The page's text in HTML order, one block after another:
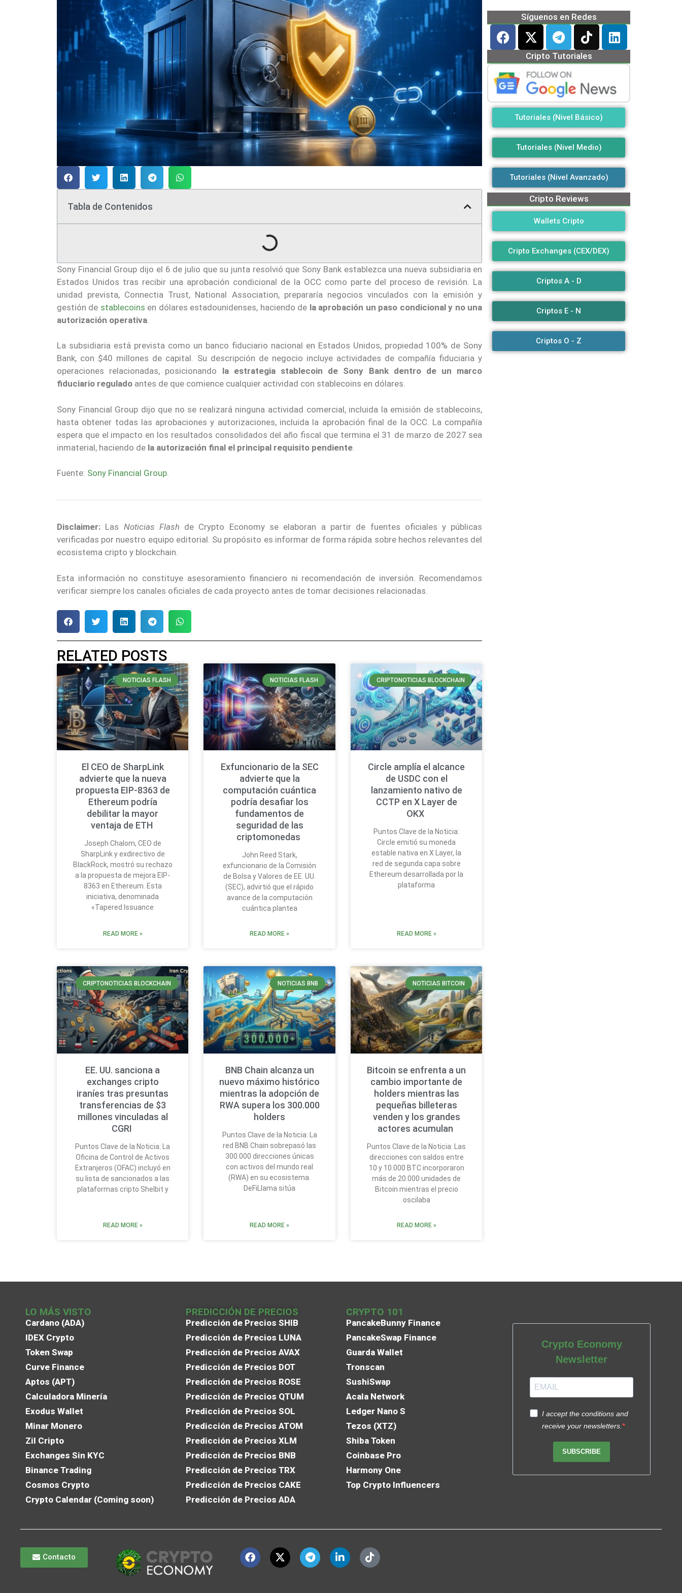
Tabla de Contenidos
Sony Financial Group dijo el 6 de julio que su junta resolvió que Sony Bank establezca una nueva subsidiaria en
Estados Unidos tras recibir una aprobación condicional de la OCC como parte del proceso de revisión. La
unidad prevista, Connectia Trust, National Association, prepararía negocios vinculados con la emisión y
gestión de stablecoins en dólares estadounidenses, haciendo de la aprobación un paso condicional y no una
autorización operativa
La subsidiaria está prevista como un banco fiduciario nacional en Estados Unidos, propiedad 100% de Sony
Bank, con $40 millones de capital. Su descripción de negocio incluye actividades de compañía fiduciaria y
operaciones relacionadas, posicionando la estrategia stablecoin de Sony Bank dentro de un marco
fiduciario regulado antes de que comience cualquier actividad con stablecoins en dólares.
Sony Financial Group dijo que no se realizará ninguna actividad comercial, incluida la emisión de stablecoins,
hasta obtener todas las aprobaciones y autorizaciones, incluida la aprobación final de la OCC. La compañía
espera que el impacto en los resultados consolidados del año fiscal que termina el 31 de marzo de 2027 sea
inmaterial, haciendo de la autorización final el principal requisito pendiente
Fuente: Sony Financial Group.
Disclaimer: Las Noticias Flash de Crypto Economy se elaboran a partir de fuentes oficiales y públicas
verificadas por nuestro equipo editorial. Su propósito es informar de forma rápida sobre hechos relevantes del
ecosistema cripto y blockchain.
Esta información no constituye asesoramiento financiero ni recomendación de inversión. Recomendamos
verificar siempre los canales oficiales de cada proyecto antes de tomar decisiones relacionadas.
RELATED POSTS
NOTICIAS FLASH
El CEO de SharpLink
advierte que la nueva
propuesta EIP-8363 de
Ethereum podría
debilitar la mayor
ventaja de ETH
Joseph Chalom, CEO de
SharpLink y exdirectivo de
BlackRock, mostró su rechazo
a la propuesta de mejora EIP-
8363 en Ethereum. Esta
iniciativa, denominada
«Tapered Issuance
READ MORE »
NOTICIAS FLASH
Exfuncionario de la SEC
advierte que la
computación cuántica
podría desafiar los
fundamentos de
seguridad de las
criptomonedas
John Reed Stark,
exfuncionario de la Comisión
de Bolsa y Valores de EE. UU.
(SEC), advirtió que el rápido
avance de la computación
cuántica plantea
READ MORE »
CRIPTONOTICIAS BLOCKCHAIN
Circle amplía el alcance
de USDC con el
lanzamiento nativo de
CCTP en X Layer de
OKX
Puntos Clave de la Noticia:
Circle emitió su moneda
estable nativa en X Layer, la
red de segunda capa sobre
Ethereum desarrollada por la
plataforma
READ MORE »
CRIPTONOTICIAS BLOCKCHAIN
EE. UU. sanciona a
exchanges cripto
iraníes tras presuntas
transferencias de $3
millones vinculadas al
CGRI
Puntos Clave de la Noticia: La
Oficina de Control de Activos
Extranjeros (OFAC) incluyó en
su lista de sancionados a las
plataformas cripto Shelbit y
READ MORE »
NOTICIAS BNB
BNB Chain alcanza un
nuevo máximo histórico
mientras la adopción de
RWA supera los 300.000
holders
Puntos Clave de la Noticia: La
red BNB Chain sobrepasó las
300.000 direcciones únicas
con activos del mundo real
(RWA) en su ecosistema.
DeFiLlama sitúa
READ MORE »
NOTICIAS BITCOIN
Bitcoin se enfrenta a un
cambio importante de
holders mientras las
pequeñas billeteras
venden y los grandes
actores acumulan
Puntos Clave de la Noticia: Las
direcciones con saldos entre
10 y 10.000 BTC incorporaron
más de 20.000 unidades de
Bitcoin mientras el precio
oscilaba
READ MORE »
Síguenos en Redes
Cripto Tutoriales
Tutoriales (Nivel Básico)
Tutoriales (Nivel Medio)
Tutoriales (Nivel Avanzado)
Cripto Reviews
Wallets Cripto
Cripto Exchanges (CEX/DEX)
Criptos A - D
Criptos E - N
Criptos O - Z
LO MÁS VISTO
Cardano (ADA)
IDEX Crypto
Token Swap
Curve Finance
Aptos (APT)
Calculadora Minería
Exodus Wallet
Minar Monero
Zil Cripto
Exchanges Sin KYC
Binance Trading
Cosmos Crypto
Crypto Calendar (Coming soon)
PREDICCIÓN DE PRECIOS
Predicción de Precios SHIB
Predicción de Precios LUNA
Predicción de Precios AVAX
Predicción de Precios DOT
Predicción de Precios ROSE
Predicción de Precios QTUM
Predicción de Precios SOL
Predicción de Precios ATOM
Predicción de Precios XLM
Predicción de Precios BNB
Predicción de Precios TRX
Predicción de Precios CAKE
Predicción de Precios ADA
CRYPTO 101
PancakeBunny Finance
PancakeSwap Finance
Guarda Wallet
Tronscan
SushiSwap
Acala Network
Ledger Nano S
Tezos (XTZ)
Shiba Token
Coinbase Pro
Harmony One
Top Crypto Influencers
Crypto Economy
Newsletter
I accept the conditions and
receive your newsletters.
SUBSCRIBE
Contacto